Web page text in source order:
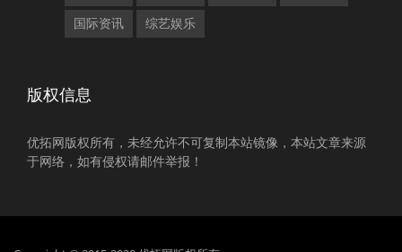
国际资讯 综艺娱乐
版权信息
优拓网版权所有，未经允许不可复制本站镜像，本站文章来源
于网络，如有侵权请邮件举报！